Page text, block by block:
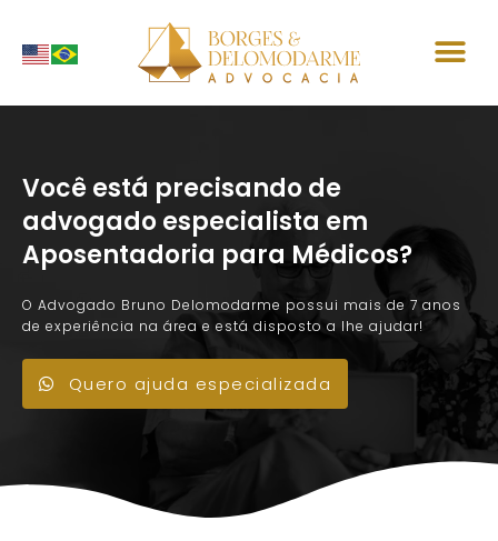
u
a
a
r
a
c
t
d
Você está precisando de
advogado especialista em
Aposentadoria para Médicos?
O Advogado Bruno Delomodarme possui mais de 7 anos
de experiência na área e está disposto a lhe ajudar!
Quero ajuda especializada